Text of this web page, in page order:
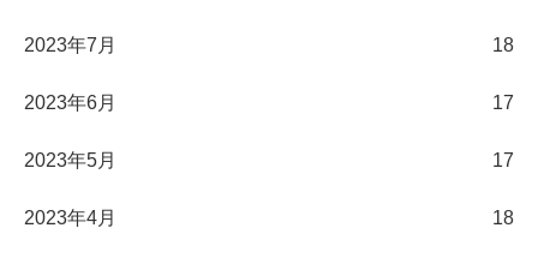
2023年7月 18
2023年6月 17
2023年5月 17
2023年4月 18